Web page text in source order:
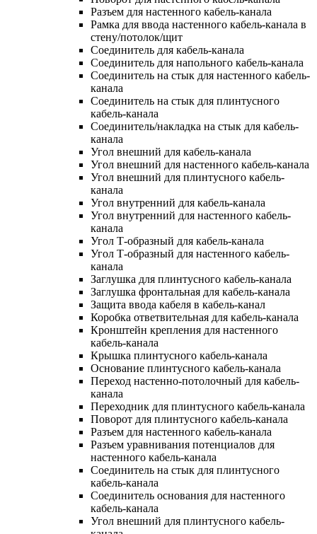
Разъем для настенного кабель-канала
Рамка для ввода настенного кабель-канала в
стену/потолок/щит
Соединитель для кабель-канала
Соединитель для напольного кабель-канала
Соединитель на стык для настенного кабель-
канала
Соединитель на стык для плинтусного
кабель-канала
Соединитель/накладка на стык для кабель-
канала
Угол внешний для кабель-канала
Угол внешний для настенного кабель-канала
Угол внешний для плинтусного кабель-
канала
Угол внутренний для кабель-канала
Угол внутренний для настенного кабель-
канала
Угол Т-образный для кабель-канала
Угол Т-образный для настенного кабель-
канала
Заглушка для плинтусного кабель-канала
Заглушка фронтальная для кабель-канала
Защита ввода кабеля в кабель-канал
Коробка ответвительная для кабель-канала
Кронштейн крепления для настенного
кабель-канала
Крышка плинтусного кабель-канала
Основание плинтусного кабель-канала
Переход настенно-потолочный для кабель-
канала
Переходник для плинтусного кабель-канала
Поворот для плинтусного кабель-канала
Разъем для настенного кабель-канала
Разъем уравнивания потенциалов для
настенного кабель-канала
Соединитель на стык для плинтусного
кабель-канала
Соединитель основания для настенного
кабель-канала
Угол внешний для плинтусного кабель-